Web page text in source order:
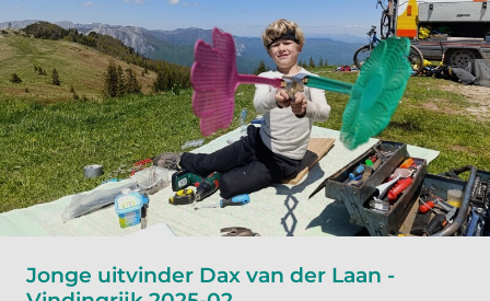
Jonge uitvinder Dax van der Laan -